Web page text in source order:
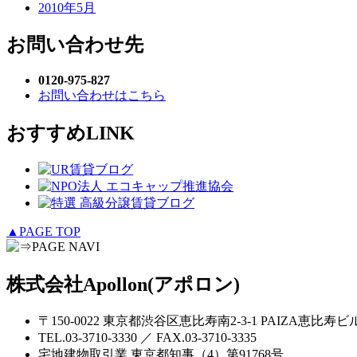
2010年5月
お問い合わせ先
0120-975-827
お問い合わせはこちら
おすすめLINK
▲PAGE TOP
株式会社Apollon(アポロン)
〒150-0022 東京都渋谷区恵比寿南2-3-1 PAIZA恵比寿ビ
TEL.03-3710-3330 ／ FAX.03-3710-3335
宅地建物取引業 東京都知事（4）第91768号